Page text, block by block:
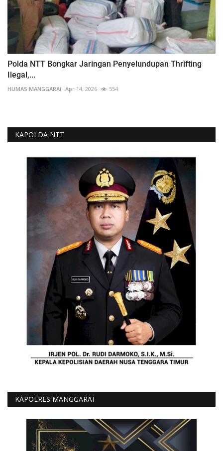
Polda NTT Bongkar Jaringan Penyelundupan Thrifting
Ilegal,...
HUMAS MANGGARAI Apr 14, 2026 554
KAPOLDA NTT
KAPOLRES MANGGARAI